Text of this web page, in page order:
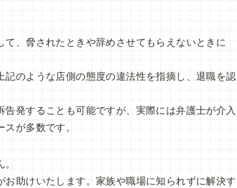
、脅されたときや辞めさせてもらえないときに
のような店側の態度の違法性を指摘し、退職を認
発することも可能ですが、実際には弁護士が介入
が多数です。
助けいたします。家族や職場に知られずに解決す